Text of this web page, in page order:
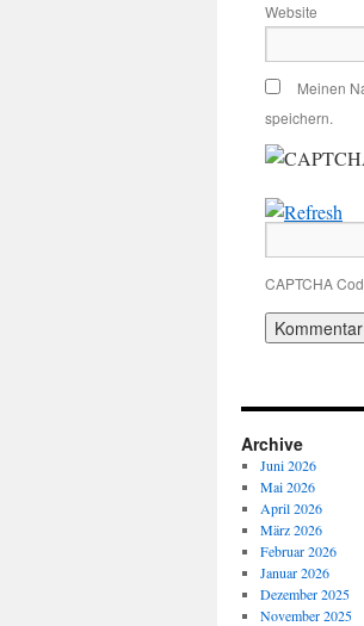
Website
Meinen
speichern.
CAPTCHA
Archive
Juni 2026
Mai 2026
April 2026
März 2026
Februar 2026
Januar 2026
Dezember 2025
November 2025